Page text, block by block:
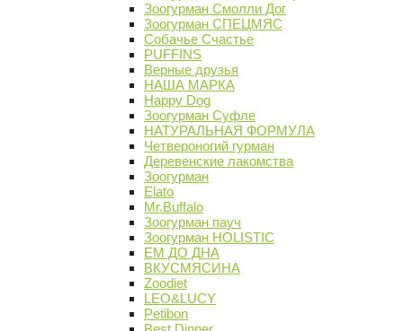
Зоогурман Смолли Дог
Зоогурман СПЕЦМЯС
Собачье Счастье
PUFFINS
Верные друзья
НАША МАРКА
Happy Dog
Зоогурман Суфле
НАТУРАЛЬНАЯ ФОРМУЛА
Четвероногий гурман
Деревенские лакомства
Зоогурман
Elato
Mr.Buffalo
Зоогурман пауч
Зоогурман HOLISTIC
ЕМ ДО ДНА
ВКУСМЯСИНА
Zoodiet
LEO&LUCY
Petibon